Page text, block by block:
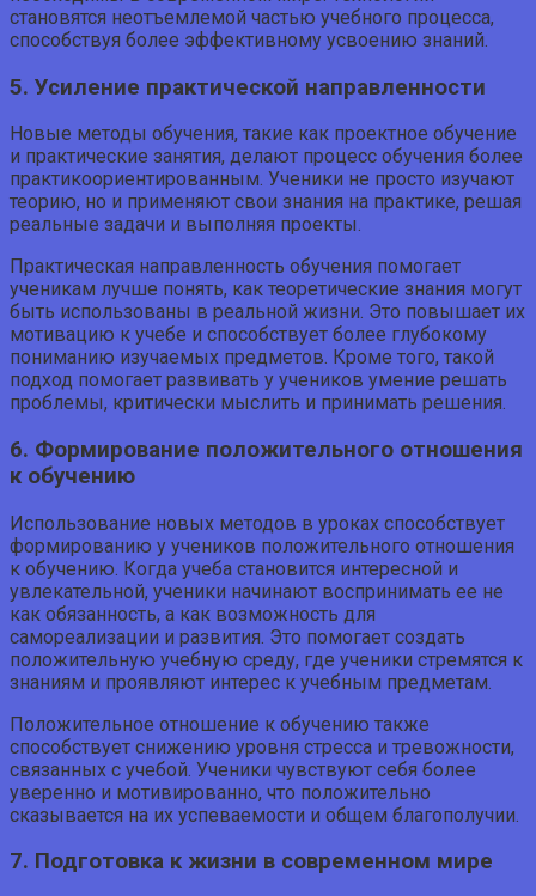
становятся неотъемлемой частью учебного процесса,
способствуя более эффективному усвоению знаний.
5. Усиление практической направленности
Новые методы обучения, такие как проектное обучение
и практические занятия, делают процесс обучения более
практикоориентированным. Ученики не просто изучают
теорию, но и применяют свои знания на практике, решая
реальные задачи и выполняя проекты.
Практическая направленность обучения помогает
ученикам лучше понять, как теоретические знания могут
быть использованы в реальной жизни. Это повышает их
мотивацию к учебе и способствует более глубокому
пониманию изучаемых предметов. Кроме того, такой
подход помогает развивать у учеников умение решать
проблемы, критически мыслить и принимать решения.
6. Формирование положительного отношения
к обучению
Использование новых методов в уроках способствует
формированию у учеников положительного отношения
к обучению. Когда учеба становится интересной и
увлекательной, ученики начинают воспринимать ее не
как обязанность, а как возможность для
самореализации и развития. Это помогает создать
положительную учебную среду, где ученики стремятся к
знаниям и проявляют интерес к учебным предметам.
Положительное отношение к обучению также
способствует снижению уровня стресса и тревожности,
связанных с учебой. Ученики чувствуют себя более
уверенно и мотивированно, что положительно
сказывается на их успеваемости и общем благополучии.
7. Подготовка к жизни в современном мире